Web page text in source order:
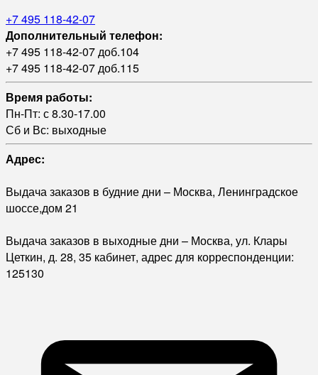
+7 495 118-42-07
Дополнительный телефон:
+7 495 118-42-07 доб.104
+7 495 118-42-07 доб.115
Время работы:
Пн-Пт: с 8.30-17.00
Сб и Вс: выходные
Адрес:
Выдача заказов в будние дни – Москва, Ленинградское
шоссе,дом 21
Выдача заказов в выходные дни – Москва, ул. Клары
Цеткин, д. 28, 35 кабинет, адрес для корреспонденции:
125130